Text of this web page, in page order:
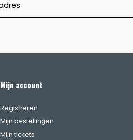
Mijn account
Registreren
Mijn bestellingen
Mijn tickets